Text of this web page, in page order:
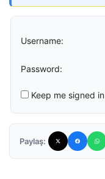
Username:
Password:
Keep me signed in
Paylaş: